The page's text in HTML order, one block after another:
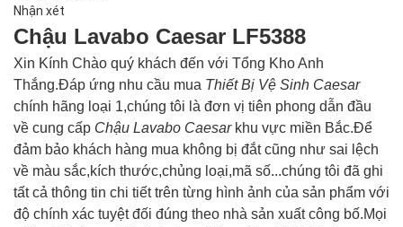
Nhận xét
Chậu Lavabo Caesar LF5388
Xin Kính Chào quý khách đến với Tổng Kho Anh
Thắng.Đáp ứng nhu cầu mua Thiết Bị Vệ Sinh Caesar
chính hãng loại 1,chúng tôi là đơn vị tiên phong dẫn đầu
về cung cấp Chậu Lavabo Caesar khu vực miền Bắc.Để
đảm bảo khách hàng mua không bị đắt cũng như sai lệch
về màu sắc,kích thước,chủng loại,mã số...chúng tôi đã ghi
tất cả thông tin chi tiết trên từng hình ảnh của sản phẩm với
độ chính xác tuyệt đối đúng theo nhà sản xuất công bố.Mọi